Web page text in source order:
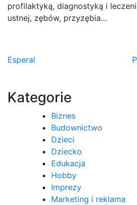
profilaktyką, diagnostyką i
ustnej, zębów, przyzębia…
Nawigacja
Esperal
Kategorie
Biznes
Budownictwo
Dzieci
Dziecko
Edukacja
Hobby
Imprezy
Marketing i reklama